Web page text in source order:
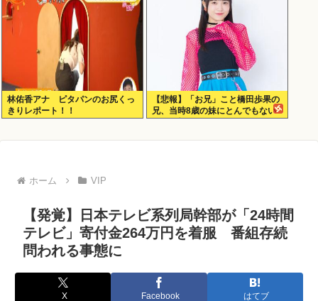
林佑香アナ ピタパンのお尻くっ
きりレポート！！
【悲報】「お兄」こと橋田歩果の
兄、当時8歳の妹にとんでもない
ホーム VIP
【発覚】日本テレビ系列局幹部が「24時間
テレビ」寄付金264万円を着服 番組存続
問われる事態に
X Facebook はてブ